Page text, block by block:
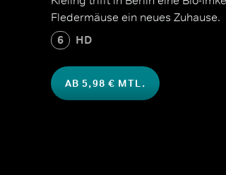
Fledermäuse ein neues Zuhause.
6 HD
AB 5,98 € MTL.